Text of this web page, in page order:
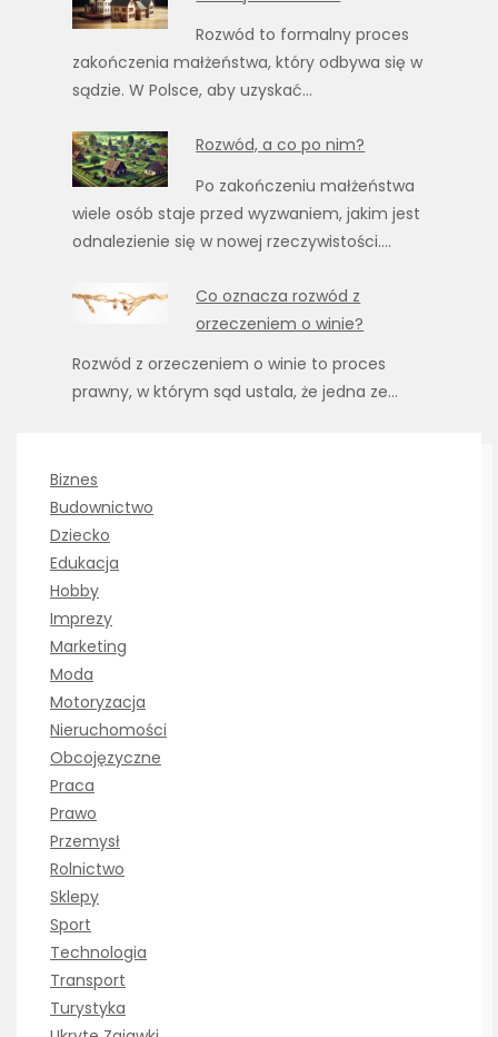
Rozwód to formalny proces
zakończenia małżeństwa, który odbywa się w
sądzie. W Polsce, aby uzyskać…
Rozwód, a co po nim?
Po zakończeniu małżeństwa
wiele osób staje przed wyzwaniem, jakim jest
odnalezienie się w nowej rzeczywistości.…
Co oznacza rozwód z
orzeczeniem o winie?
Rozwód z orzeczeniem o winie to proces
prawny, w którym sąd ustala, że jedna ze…
Biznes
Budownictwo
Dziecko
Edukacja
Hobby
Imprezy
Marketing
Moda
Motoryzacja
Nieruchomości
Obcojęzyczne
Praca
Prawo
Przemysł
Rolnictwo
Sklepy
Sport
Technologia
Transport
Turystyka